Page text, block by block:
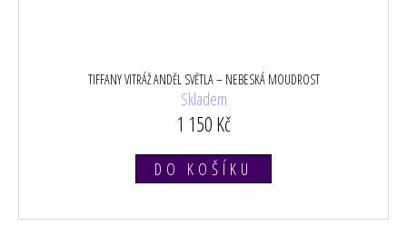
TIFFANY VITRÁŽ ANDĚL SVĚTLA – NEBESKÁ MOUDROST
Skladem
1 150 Kč
DO KOŠÍKU